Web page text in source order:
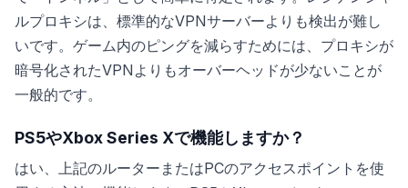
ルプロキシは、標準的なVPNサーバーよりも検出が難し
いです。ゲーム内のピングを減らすためには、プロキシが
暗号化されたVPNよりもオーバーヘッドが少ないことが
一般的です。
PS5やXbox Series Xで機能しますか？
はい、上記のルーターまたはPCのアクセスポイントを使